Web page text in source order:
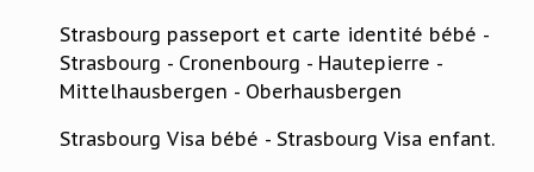
Strasbourg passeport et carte identité bébé -
Strasbourg - Cronenbourg - Hautepierre -
Mittelhausbergen - Oberhausbergen
Strasbourg Visa bébé - Strasbourg Visa enfant.